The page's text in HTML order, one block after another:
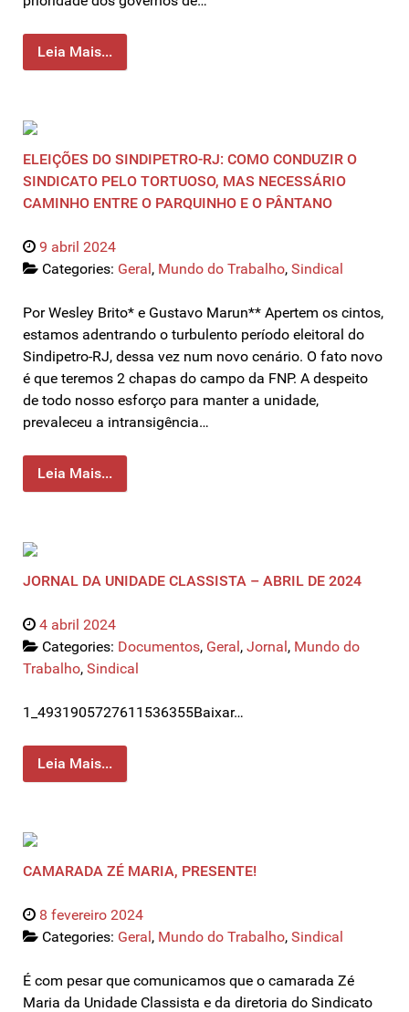
Leia Mais...
ELEIÇÕES DO SINDIPETRO-RJ: COMO CONDUZIR O
SINDICATO PELO TORTUOSO, MAS NECESSÁRIO
CAMINHO ENTRE O PARQUINHO E O PÂNTANO
9 abril 2024
Categories: Geral, Mundo do Trabalho, Sindical
Por Wesley Brito* e Gustavo Marun** Apertem os cintos,
estamos adentrando o turbulento período eleitoral do
Sindipetro-RJ, dessa vez num novo cenário. O fato novo
é que teremos 2 chapas do campo da FNP. A despeito
de todo nosso esforço para manter a unidade,
prevaleceu a intransigência…
Leia Mais...
JORNAL DA UNIDADE CLASSISTA – ABRIL DE 2024
4 abril 2024
Categories: Documentos, Geral, Jornal, Mundo do
Trabalho, Sindical
1_4931905727611536355Baixar…
Leia Mais...
CAMARADA ZÉ MARIA, PRESENTE!
8 fevereiro 2024
Categories: Geral, Mundo do Trabalho, Sindical
É com pesar que comunicamos que o camarada Zé
Maria da Unidade Classista e da diretoria do Sindicato